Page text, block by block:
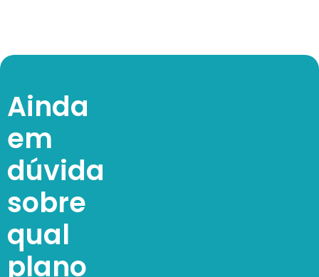
Ainda
em
dúvida
sobre
qual
plano